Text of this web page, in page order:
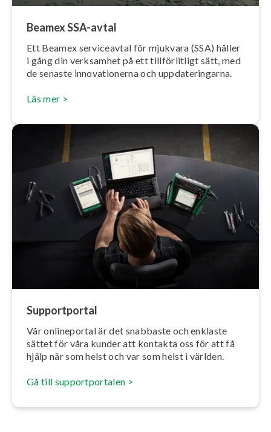
Beamex SSA-avtal
Ett Beamex ser­vice­av­tal för mjukvara (SSA) håller
i gång din verksamhet på ett till­för­lit­ligt sätt, med
de senaste in­no­va­tio­ner­na och upp­da­te­ring­ar­na.
Läs mer >
Sup­port­por­tal
Vår on­li­ne­por­tal är det snabbaste och enklaste
sättet för våra kunder att kontakta oss för att få
hjälp när som helst och var som helst i världen.
Gå till sup­port­por­ta­len >